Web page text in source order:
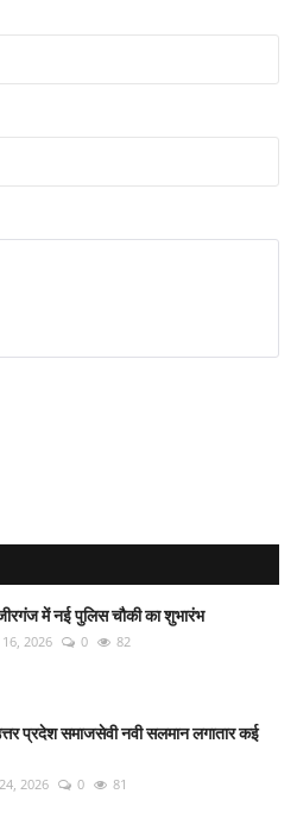
में नई पुलिस चौकी का शुभारंभ
2026 0 82
प्रदेश समाजसेवी नवी सलमान लगातार कई
2026 0 81